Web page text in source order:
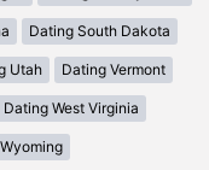
Dating South Dakota
Utah Dating Vermont
Dating West Virginia